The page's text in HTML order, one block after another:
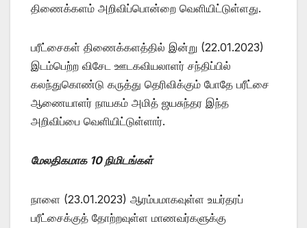
திணைக்களம் அறிவிப்பொன்றை வெளியிட்டுள்ளது.
பரீட்சைகள் திணைக்களத்தில் இன்று (22.01.2023)
இடம்பெற்ற விசேட ஊடகவியலாளர் சந்திப்பில்
கலந்துகொண்டு கருத்து தெரிவிக்கும் போதே பரீட்சை
ஆணையாளர் நாயகம் அமித் ஜயசுந்தர இந்த
அறிவிப்பை வெளியிட்டுள்ளார்.
மேலதிகமாக 10 நிமிடங்கள்
நாளை (23.01.2023) ஆரம்பமாகவுள்ள உயர்தரப்
பரீட்சைக்குத் தோற்றவுள்ள மாணவர்களுக்கு